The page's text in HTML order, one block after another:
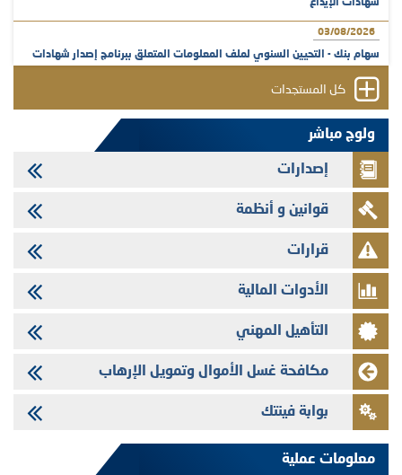
شهادات الإيداع
03/08/2026
سهام بنك - التحيين السنوي لملف المعلومات المتعلق ببرنامج إصدار شهادات
31/07/2026
VEOLIA ENVIRONNEMENT - تؤشر الهيئة المغربية لسوق الرساميل على
المنشور النهائي المتعلق بالزيادة في الرأسمال المخصصة لأجراء المجموعة
29/07/2026
وفابايل - التحيين السنوي لملف المعلومات المتعلق ببرنامج إصدار سندات
شركات التمويل
29/07/2026
تهنئة بمناسبة عيد العرش المجيد
29/07/2026
تنشر الهيئة المغربية لسوق الرساميل العدد الرابع عشر من مجلة سوق الرساميل
28/07/2026
Med Paper - تجاوز حد المساهمة 5%
24/07/2026
Saham Leasing - التحيين السنوي لملف المعلومات المتعلق ببرنامج إصدار
كل المستجدات
ولوج مباشر
إصدارات
قوانين و أنظمة
قرارات
الأدوات المالية
التأهيل المهني
مكافحة غسل الأموال وتمويل الإرهاب
بوابة فينتك
معلومات عملية